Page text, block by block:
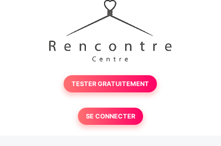
TESTER GRATUITEMENT
SE CONNECTER